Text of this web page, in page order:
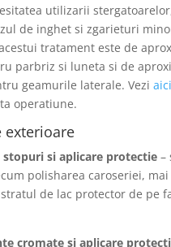
utilizarii
de inghet si zgarieturi
tratament este de
parbriz si luneta si de
geamurile laterale. Vezi aici
operatiune.
exterioare
stopuri si aplicare protectie –
polisharea caroseriei, mai
de lac protector de pe
cromate si aplicare